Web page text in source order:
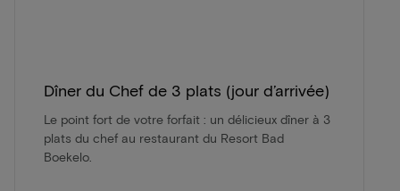
Dîner du Chef de 3 plats (jour d’arrivée)
Le point fort de votre forfait : un délicieux dîner à 3
plats du chef au restaurant du Resort Bad
Boekelo.